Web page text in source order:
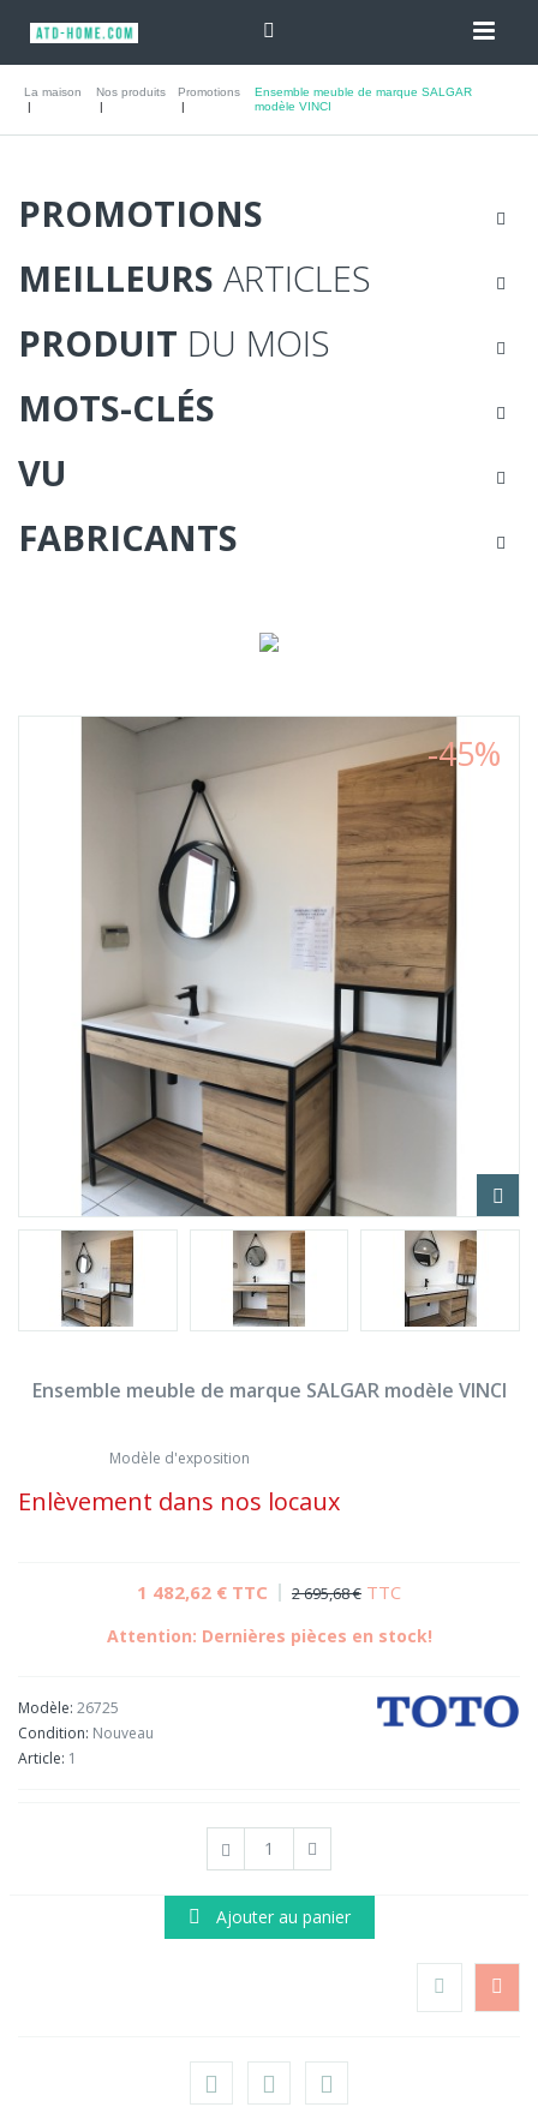
La maison Nos produits Promotions
Ensemble meuble de marque SALGAR
modèle VINCI
PROMOTIONS
MEILLEURS ARTICLES
PRODUIT DU MOIS
MOTS-CLÉS
VU
FABRICANTS
MAISON
-45%
Ensemble meuble de marque SALGAR modèle VINCI
Modèle d'exposition
Enlèvement dans nos locaux
1 482,62 € TTC 2 695,68 € TTC
Attention: Dernières pièces en stock!
Modèle: 26725
Condition: Nouveau
Article: 1
Ajouter au panier